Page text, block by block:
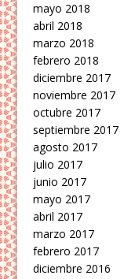
mayo 2018
abril 2018
marzo 2018
febrero 2018
diciembre 2017
noviembre 2017
octubre 2017
septiembre 2017
agosto 2017
julio 2017
junio 2017
mayo 2017
abril 2017
marzo 2017
febrero 2017
diciembre 2016